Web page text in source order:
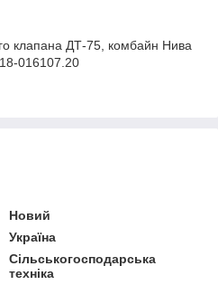
клапана ДТ-75, комбайн Нива
016107.20
Новий
Україна
Сільськогосподарська
техніка